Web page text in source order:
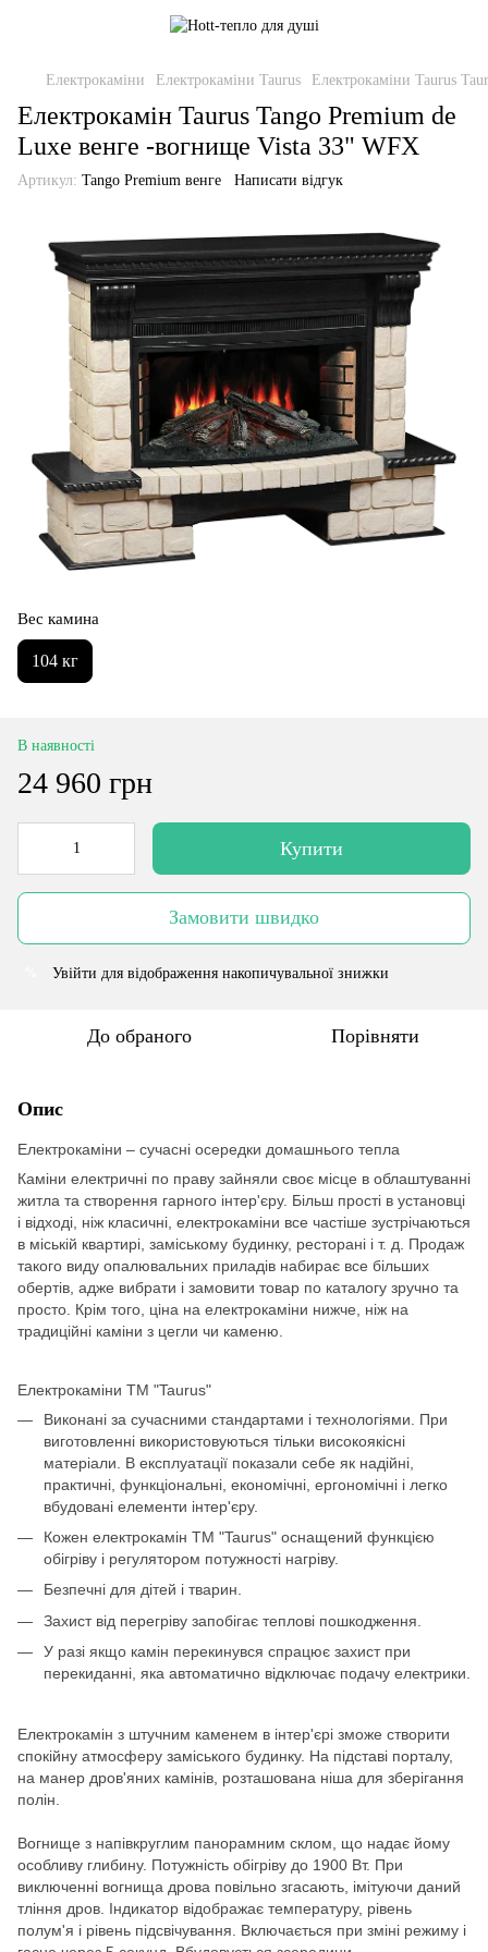
Електрокаміни Електрокаміни Taurus Електрокаміни Taurus
Електрокамін Taurus Tango Premium de
Luxe венге -вогнище Vista 33" WFX
Артикул: Tango Premium венге Написати відгук
Вес камина
104 кг
В наявності
24 960 грн
Купити
Замовити швидко
Увійти для відображення накопичувальної знижки
До обраного Порівняти
Опис
Електрокаміни – сучасні осередки домашнього тепла
Каміни електричні по праву зайняли своє місце в облаштуванні
житла та створення гарного інтер'єру. Більш прості в установці
і відході, ніж класичні, електрокаміни все частіше зустрічаються
в міській квартирі, заміському будинку, ресторані і т. д. Продаж
такого виду опалювальних приладів набирає все більших
обертів, адже вибрати і замовити товар по каталогу зручно та
просто. Крім того, ціна на електрокаміни нижче, ніж на
традиційні каміни з цегли чи каменю.
Електрокаміни ТМ "Taurus"
Виконані за сучасними стандартами і технологіями. При
виготовленні використовуються тільки високоякісні
матеріали. В експлуатації показали себе як надійні,
практичні, функціональні, економічні, ергономічні і легко
вбудовані елементи інтер'єру.
Кожен електрокамін ТМ "Taurus" оснащений функцією
обігріву і регулятором потужності нагріву.
Безпечні для дітей і тварин.
Захист від перегріву запобігає теплові пошкодження.
У разі якщо камін перекинувся спрацює захист при
перекиданні, яка автоматично відключає подачу електрики.
Електрокамін з штучним каменем в інтер'єрі зможе створити
спокійну атмосферу заміського будинку. На підставі порталу,
на манер дров'яних камінів, розташована ніша для зберігання
полін.
Вогнище з напівкруглим панорамним склом, що надає йому
особливу глибину. Потужність обігріву до 1900 Вт. При
виключенні вогнища дрова повільно згасають, імітуючи даний
тління дров. Індикатор відображає температуру, рівень
полум'я і рівень підсвічування. Включається при зміні режиму і